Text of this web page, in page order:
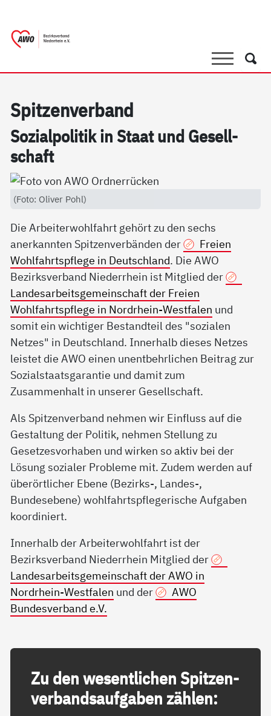
SucheSuche
Spit­zen­ver­band
So­zial­po­li­tik in Staat und Ge­sell­
schaft
(Foto: Oliver Pohl)
Die Arbeiterwohlfahrt gehört zu den sechs
anerkannten Spitzenverbänden der
Freien
Wohlfahrtspflege in Deutschland. Die AWO
Bezirksverband Niederrhein ist Mitglied der
Landesarbeitsgemeinschaft der Freien
Wohlfahrtspflege in Nordrhein-Westfalen und
somit ein wichtiger Bestandteil des "sozialen
Netzes" in Deutschland. Innerhalb dieses Netzes
leistet die AWO einen unentbehrlichen Beitrag zur
Sozialstaatsgarantie und damit zum
Zusammenhalt in unserer Gesellschaft.
Als Spitzenverband nehmen wir Einfluss auf die
Gestaltung der Politik, nehmen Stellung zu
Gesetzesvorhaben und wirken so aktiv bei der
Lösung sozialer Probleme mit. Zudem werden auf
überörtlicher Ebene (Bezirks-, Landes-,
Bundesebene) wohlfahrtspflegerische Aufgaben
koordiniert.
Innerhalb der Arbeiterwohlfahrt ist der
Bezirksverband Niederrhein Mitglied der
Landesarbeitsgemeinschaft der AWO in
Nordrhein-Westfalen und der
AWO
Bundesverband e.V.
Zu den we­sent­li­chen Spit­zen­
ver­bands­auf­ga­ben zäh­len: